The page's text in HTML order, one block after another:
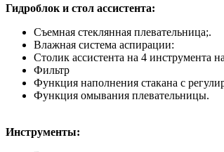
Гидроблок и стол ассистента:
Cъемная стеклянная плевательница;.
Влажная система аспирации:
Столик ассистента на 4 инструмента
Фильтр
Функция наполнения стакана с
Функция омывания плевательницы.
Инструменты: